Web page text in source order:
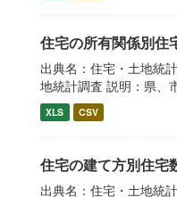
住宅の所有関係別住
出典名：住宅・土地統
地統計調査 説明：県、
XLS CSV
住宅の建て方別住宅
出典名：住宅・土地統